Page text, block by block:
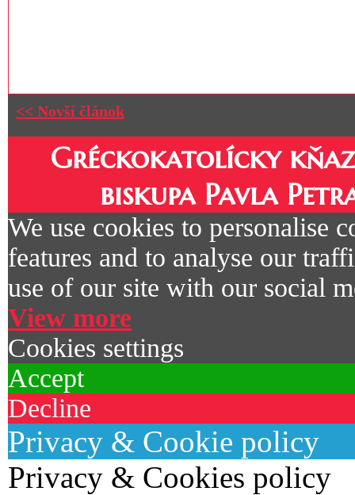
<< Novší článok
Gréckokatolícky
biskupa Pavla
We use cookies to personalise
features and to analyse our
use of our site with our social
View more
Cookies settings
Accept
Decline
Privacy & Cookie policy
Privacy & Cookies policy